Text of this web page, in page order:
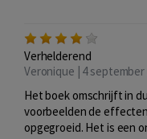
Verhelderend
Veronique | 4 september
Het boek omschrijft in
voorbeelden de
opgegroeid. Het is een